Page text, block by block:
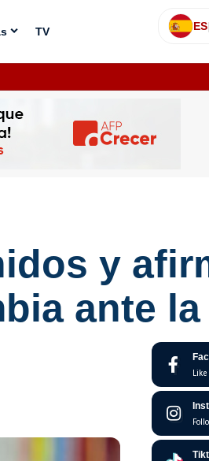
TV ES|
y
ante la
Like